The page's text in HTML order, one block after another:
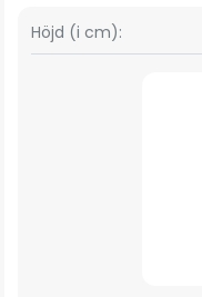
Höjd (i cm):